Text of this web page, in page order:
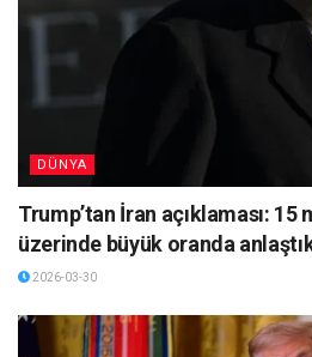
DÜNYA
Trump’tan İran açıklaması: 15
üzerinde büyük oranda
2026-03-30